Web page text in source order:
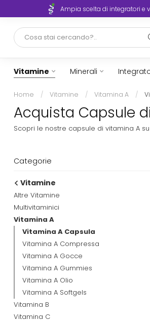
Ampia scelta di integratori e
Vitamine Minerali
Home / Vitamine / Vitamina A /
Acquista Capsule
Scopri le nostre capsule di vitamina A
Categorie
Vitamine
Altre Vitamine
Multivitaminici
Vitamina A
Vitamina A Capsula
Vitamina A Compressa
Vitamina A Gocce
Vitamina A Gummies
Vitamina A Olio
Vitamina A Softgels
Vitamina B
Vitamina C